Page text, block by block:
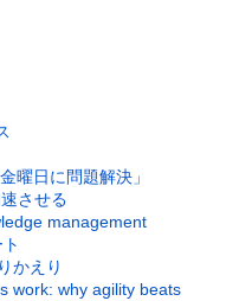
曜日に問題解決」
させる
management
かえり
work: why agility beats